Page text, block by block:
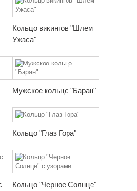
Кольцо викингов "Шлем
Ужаса"
Мужское кольцо "Баран"
Кольцо "Глаз Гора"
Кольцо "Черное Солнце"